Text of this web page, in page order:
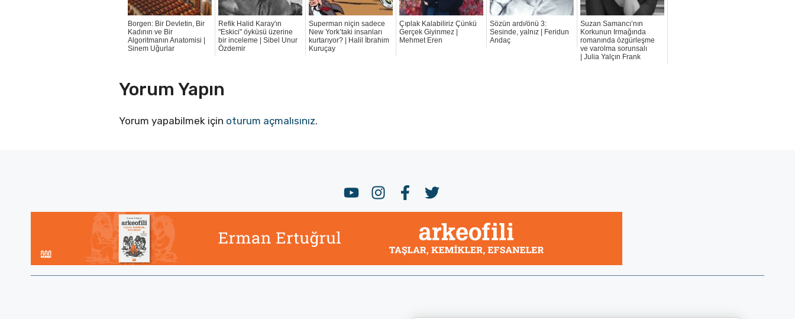
Borgen: Bir Devletin, Bir
Kadının ve Bir
Algoritmanın Anatomisi |
Sinem Uğurlar
Refik Halid Karay'ın
"Eskici" öyküsü üzerine
bir inceleme | Sibel Unur
Özdemir
Superman niçin sadece
New York’taki insanları
kurtarıyor? | Halil İbrahim
Kuruçay
Çıplak Kalabiliriz Çünkü
Gerçek Giyinmez |
Mehmet Eren
Sözün ardı/önü 3:
Sesinde, yalnız | Feridun
Andaç
Suzan Samancı’nın
Korkunun Irmağında
romanında özgürleşme
ve varolma sorunsalı
| Julia Yalçın Frank
Yorum Yapın
Yorum yapabilmek için oturum açmalısınız.